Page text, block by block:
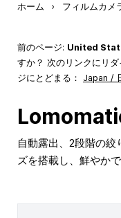
ホーム › フィルムカメ
前のページ: United
すか？ 次のリンクにリダ
ジにとどまる： Japan /
自動露出、2段階の絞
ズを搭載し、鮮やか